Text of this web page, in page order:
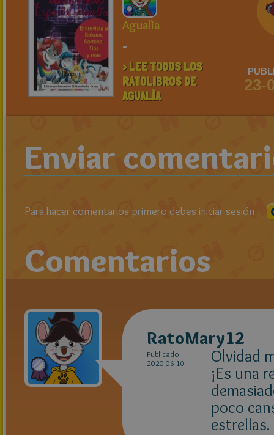
Agualìa
-
> LEE TODOS LOS
RATOLIBROS DE
AGUALÌA
23-
Enviar
Para hacer comentarios primero debes iniciar sesión
Comentarios
RatoMary12
Publicado
2020-06-10
Olvidad
¡Es una
poco
estrellas.